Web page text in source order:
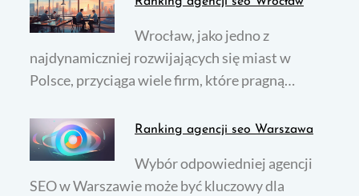
Wrocław, jako jedno z
najdynamiczniej rozwijających się miast w
Polsce, przyciąga wiele firm, które pragną…
Ranking agencji seo Warszawa
Wybór odpowiedniej agencji
SEO w Warszawie może być kluczowy dla